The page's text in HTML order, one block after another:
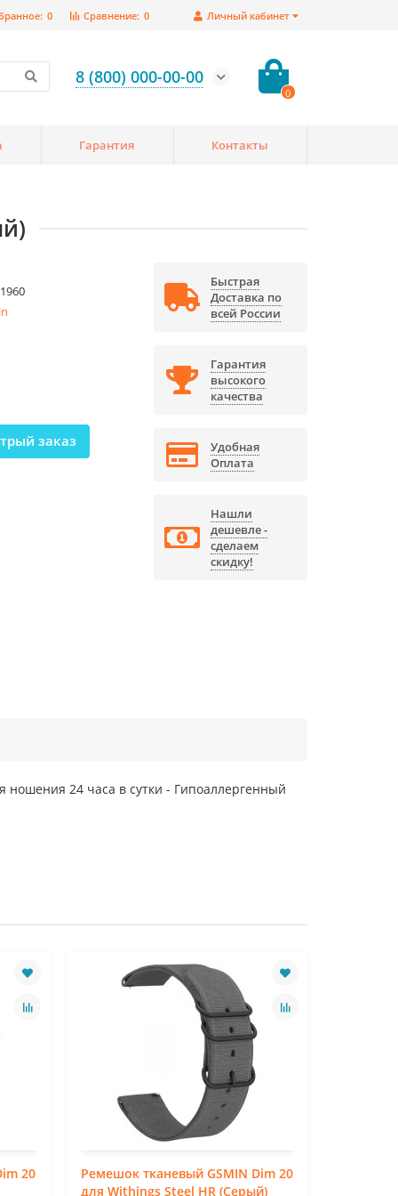
Личный кабинет
Сравнение: 0
0
8 (800) 000-00-00
0
Гарантия Контакты
заказ
Быстрая
Доставка по
всей России
Гарантия
высокого
качества
Удобная
Оплата
Нашли
дешевле -
сделаем
скидку!
24 часа в сутки - Гипоаллергенный
20
Ремешок тканевый GSMIN Dim 20
для Withings Steel HR (Серый)